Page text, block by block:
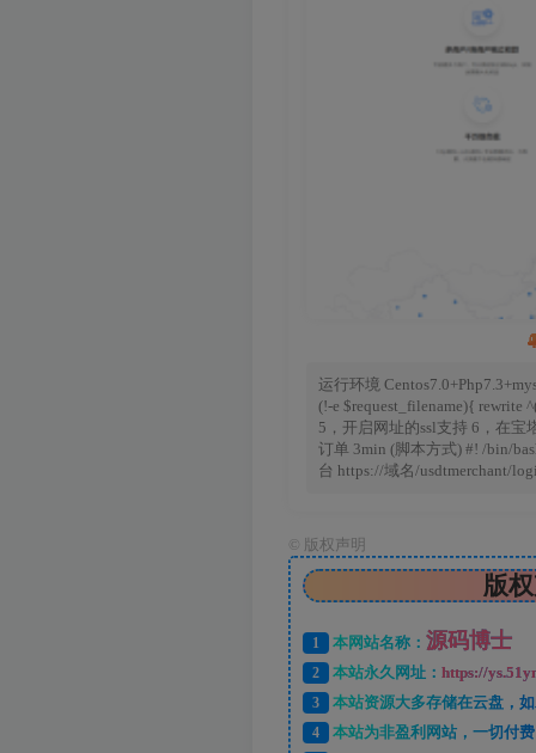
运行环境
(!-e $request_filename){
5，开启网址的ssl支持 6，在宝
订单 3min (脚本方式) #! /bin/
台 https://域名/usdtmerchant/
版权声明
版
1 本网站名称： 源码博士
2 本站永久网址： https://
3
本站资源大多存储在云盘，
4
本站为非盈利网站，一切付